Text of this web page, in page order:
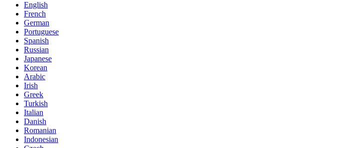
English
French
German
Portuguese
Spanish
Russian
Japanese
Korean
Arabic
Irish
Greek
Turkish
Italian
Danish
Romanian
Indonesian